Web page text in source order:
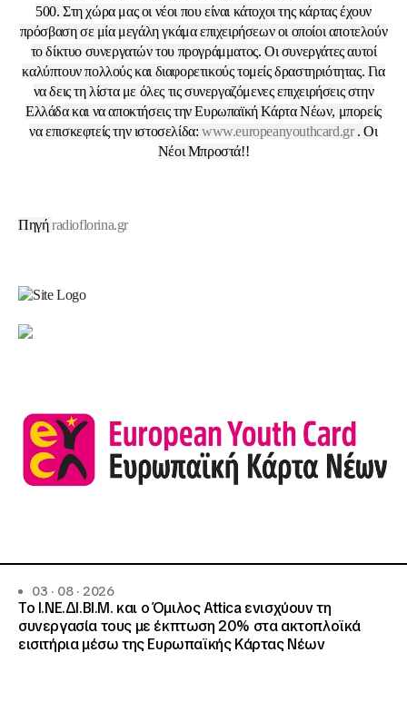
500. Στη χώρα μας οι νέοι που είναι κάτοχοι της κάρτας έχουν
πρόσβαση σε μία μεγάλη γκάμα επιχειρήσεων οι οποίοι αποτελούν
το δίκτυο συνεργατών του προγράμματος. Οι συνεργάτες αυτοί
καλύπτουν πολλούς και διαφορετικούς τομείς δραστηριότητας. Για
να δεις τη λίστα με όλες τις συνεργαζόμενες επιχειρήσεις στην
Ελλάδα και να αποκτήσεις την Ευρωπαϊκή Κάρτα Νέων, μπορείς
να επισκεφτείς την ιστοσελίδα:www.europeanyouthcard.gr. Οι
Νέοι Μπροστά!!
Πηγήradioflorina.gr
03 · 08 · 2026
Το Ι.ΝΕ.ΔΙ.ΒΙ.Μ. και o Όμιλος Attica ενισχύουν τη
συνεργασία τους με έκπτωση 20% στα ακτοπλοϊκά
εισιτήρια μέσω της Ευρωπαϊκής Κάρτας Νέων